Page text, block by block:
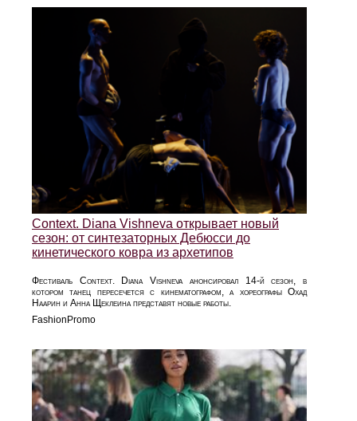
Context. Diana Vishneva открывает новый
сезон: от синтезаторных Дебюсси до
кинетического ковра из архетипов
Фестиваль Context. Diana Vishneva анонсировал 14-й сезон, в
котором танец пересечется с кинематографом, а хореографы Охад
Наарин и Анна Щеклеина представят новые работы.
FashionPromo